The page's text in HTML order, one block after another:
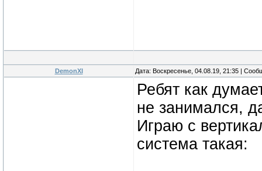
DemonXI Дата: Воскресенье, 04.08.19, 21:35 |
Ребят как
не занимался,
Играю с
система такая: